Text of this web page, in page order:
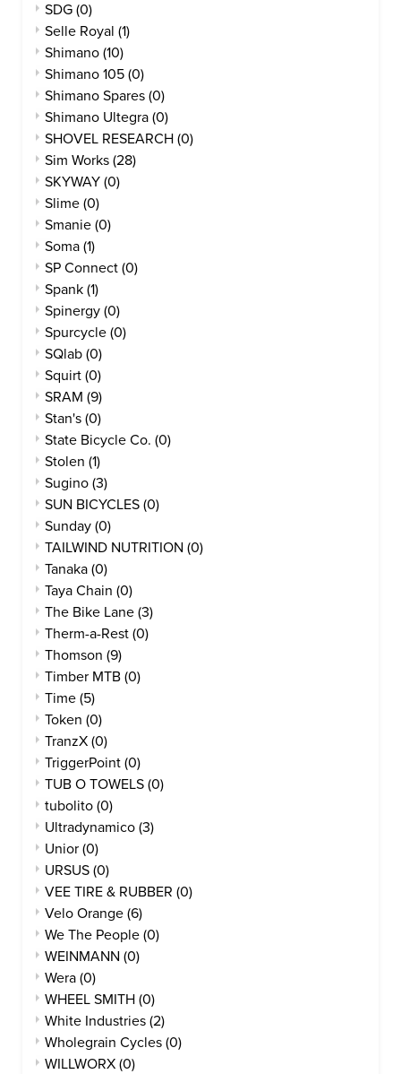
SDG (0)
Selle Royal (1)
Shimano (10)
Shimano 105 (0)
Shimano Spares (0)
Shimano Ultegra (0)
SHOVEL RESEARCH (0)
Sim Works (28)
SKYWAY (0)
Slime (0)
Smanie (0)
Soma (1)
SP Connect (0)
Spank (1)
Spinergy (0)
Spurcycle (0)
SQlab (0)
Squirt (0)
SRAM (9)
Stan's (0)
State Bicycle Co. (0)
Stolen (1)
Sugino (3)
SUN BICYCLES (0)
Sunday (0)
TAILWIND NUTRITION (0)
Tanaka (0)
Taya Chain (0)
The Bike Lane (3)
Therm-a-Rest (0)
Thomson (9)
Timber MTB (0)
Time (5)
Token (0)
TranzX (0)
TriggerPoint (0)
TUB O TOWELS (0)
tubolito (0)
Ultradynamico (3)
Unior (0)
URSUS (0)
VEE TIRE & RUBBER (0)
Velo Orange (6)
We The People (0)
WEINMANN (0)
Wera (0)
WHEEL SMITH (0)
White Industries (2)
Wholegrain Cycles (0)
WILLWORX (0)